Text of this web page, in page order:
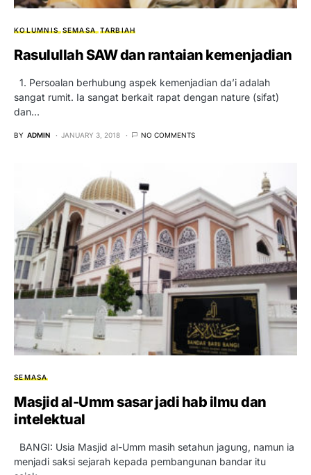
KOLUMNIS SEMASA TARBIAH
Rasulullah SAW dan rantaian kemenjadian
1. Persoalan berhubung aspek kemenjadian da’i adalah
sangat rumit. Ia sangat berkait rapat dengan nature (sifat)
dan…
BY ADMIN JANUARY 3, 2018 NO COMMENTS
SEMASA
Masjid al-Umm sasar jadi hab ilmu dan
intelektual
BANGI: Usia Masjid al-Umm masih setahun jagung, namun ia
menjadi saksi sejarah kepada pembangunan bandar itu